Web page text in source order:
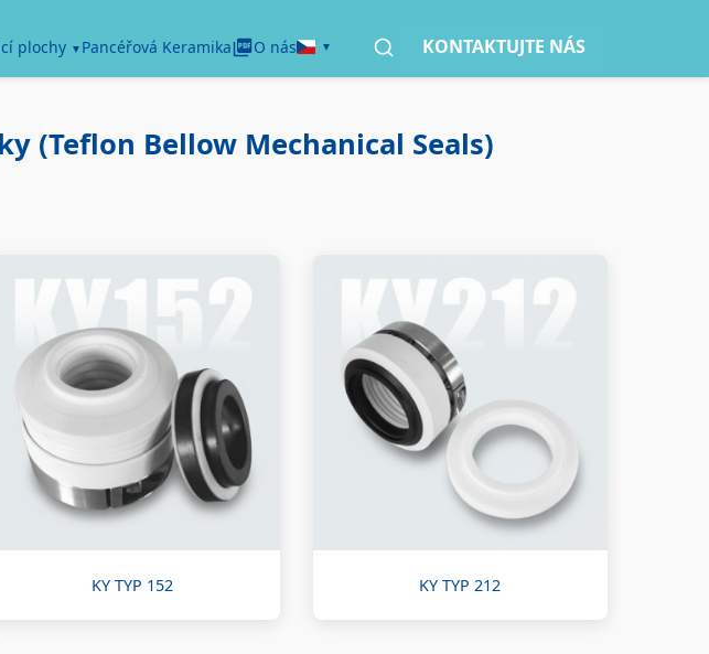
plochy Pancéřová Keramika O nás KONTAKTUJTE NÁS
(Teflon Bellow Mechanical Seals)
KY TYP 152 KY TYP 212